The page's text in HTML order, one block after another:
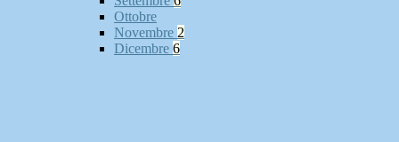
Ottobre
Novembre 2
Dicembre 6